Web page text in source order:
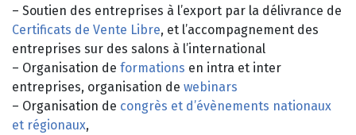
– Soutien des entreprises à l’export par la délivrance de
Certificats de Vente Libre, et l’accompagnement des
entreprises sur des salons à l’international
– Organisation de formations en intra et inter
entreprises, organisation de webinars
– Organisation de congrès et d’évènements nationaux
et régionaux,